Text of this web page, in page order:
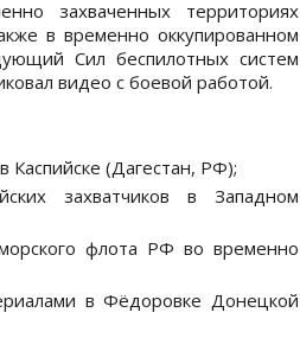
захваченных территориях
в временно оккупированном
Сил беспилотных систем
видео с боевой работой.
Каспийске (Дагестан, РФ);
захватчиков в Западном
флота РФ во временно
в Фёдоровке Донецкой